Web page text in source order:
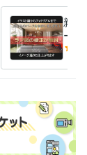
ベ、DIYの相談
フォーム
ランニング（内
新築
ージ
画で
に！